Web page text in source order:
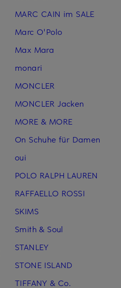
MARC CAIN im SALE
Marc O'Polo
Max Mara
monari
MONCLER
MONCLER Jacken
MORE & MORE
On Schuhe für Damen
oui
POLO RALPH LAUREN
RAFFAELLO ROSSI
SKIMS
Smith & Soul
STANLEY
STONE ISLAND
TIFFANY & Co.